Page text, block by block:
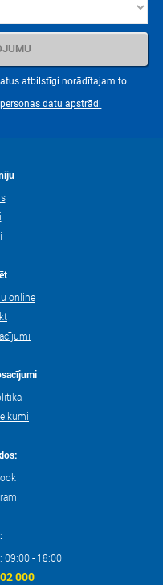
atbilstīgi norādītajam to
datu apstrādi
online
09:00 - 18:00
000